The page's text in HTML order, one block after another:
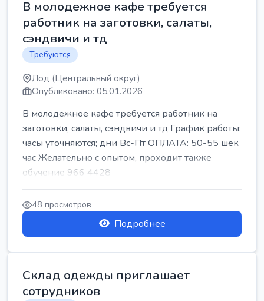
В молодежное кафе требуется
работник на заготовки, салаты,
сэндвичи и тд
Требуются
Лод (Центральный округ)
Опубликовано: 05.01.2026
В молодежное кафе требуется работник на
заготовки, салаты, сэндвичи и тд График работы:
часы уточняются; дни Вс-Пт ОПЛАТА: 50-55 шек
час Желательно с опытом, проходит также
обучение 966 4428
48 просмотров
Подробнее
Склад одежды приглашает
сотрудников